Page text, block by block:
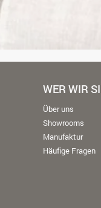
WER WIR
Über uns
Showrooms
Manufaktur
Häufige Fragen